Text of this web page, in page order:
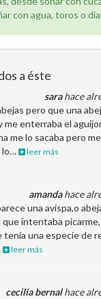
con agua, toros o
a éste
sarahace
pero que una
me enterraba el
me lo sacaba pero
lo…
leer más
amandahace
una avispa,o
que intentaba
tenia una especie de
leer más
cecilia bernalhace